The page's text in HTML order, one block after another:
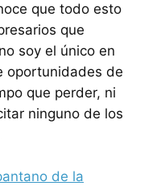
que todo esto
que
soy el único en
oportunidades de
que perder, ni
ninguno de los
de la